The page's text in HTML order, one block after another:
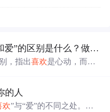
爱”的区别是什么？做一下就
，指出喜欢是心动，而爱
的人
欢”与“爱”的不同之处。从